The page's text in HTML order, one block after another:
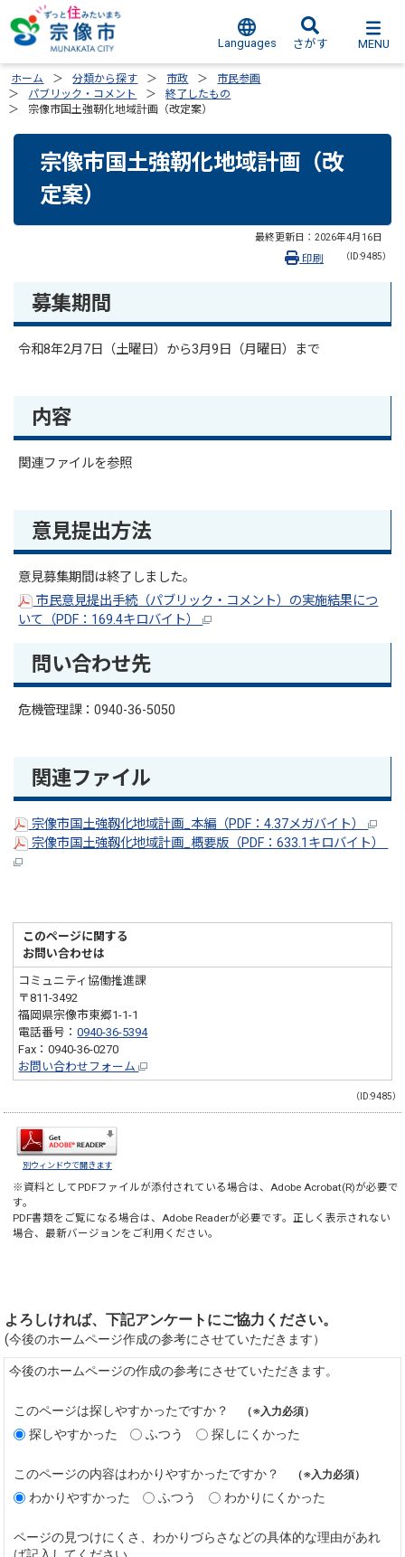
Languages さがす MENU
ホーム 分類から探す 市政
市民参画
パブリック・コメント
終了したもの
宗像市国土強靭化地域計画（改定案）
宗像市国土強靭化地域計画（改
定案）
最終更新日： 2026年4月16日
（ID:9485）
印刷
募集期間
令和8年2月7日（土曜日）から3月9日（月曜日）まで
内容
関連ファイルを参照
意見提出方法
意見募集期間は終了しました。
市民意見提出手続（パブリック・コメント）の実施結果につ
いて（PDF：169.4キロバイト）
問い合わせ先
危機管理課：0940-36-5050
関連ファイル
宗像市国土強靱化地域計画_本編（PDF：4.37メガバイト）
宗像市国土強靱化地域計画_概要版（PDF：633.1キロバイト）
このページに関する
お問い合わせは
コミュニティ協働推進課
〒811-3492
福岡県宗像市東郷1-1-1
電話番号：0940-36-5394
Fax：0940-36-0270
お問い合わせフォーム
（ID:9485）
別ウィンドウで開きます
※資料としてPDFファイルが添付されている場合は、 Adobe Acrobat(R)が必要で
す。
PDF書類をご覧になる場合は、 Adobe Readerが必要です。正しく表示されない
場合、最新バージョンをご利用ください。